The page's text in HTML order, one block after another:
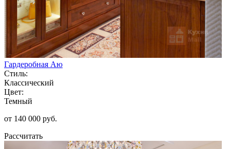
Гардеробная Аю
Стиль:
Классический
Цвет:
Темный
от 140 000 руб.
Рассчитать